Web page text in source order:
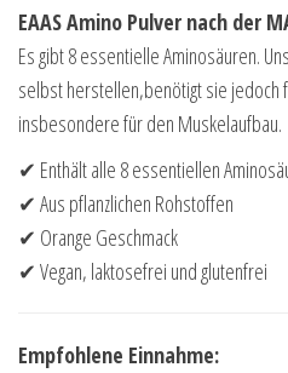
EAAS Amino Pulver nach der
Es gibt 8 essentielle Aminosäuren.
selbst herstellen,benötigt sie jedoch
insbesondere für den Muskelaufbau.
✔ Enthält alle 8 essentiellen
✔ Aus pflanzlichen Rohstoffen
✔ Orange Geschmack
✔ Vegan, laktosefrei und glutenfrei
Empfohlene Einnahme: